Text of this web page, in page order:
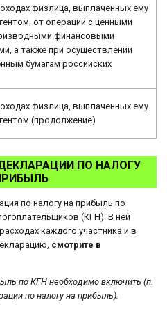
физлица, выплаченных ему
от операций с ценными
финансовыми
а также при осуществлении
бумагам российских
физлица, выплаченных ему
(продолжение)
ПО НАЛОГУ
по налогу на прибыль по
(КГН). В ней
каждого участника и в
смотрите в
по КГН необходимо включить (п.
по налогу на прибыль):